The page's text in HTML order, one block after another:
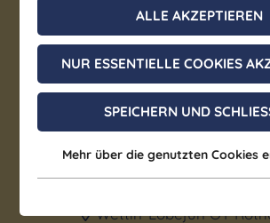
Industrie-
Ortsgeschichte
Wettin-Löbejün OT
ALLE AKZEPTIEREN
NUR ESSENTIELLE COOKIES
SPEICHERN UND
Mehr über die genutzten Cookies